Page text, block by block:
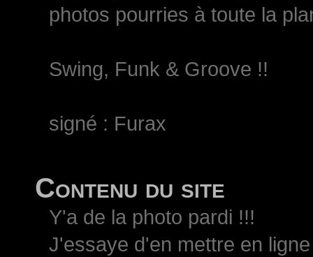
photos pourries à toute la
Swing, Funk & Groove !!
signé : Furax
Contenu du site
Y'a de la photo pardi !!!
J'essaye d'en mettre en